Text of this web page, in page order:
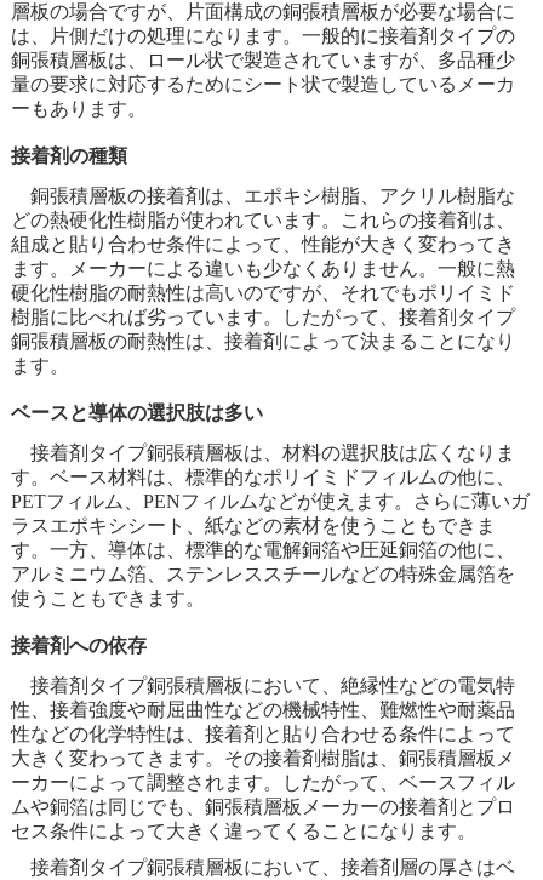
層板の場合ですが、片面構成の銅張積層板が必要な場合に
は、片側だけの処理になります。一般的に接着剤タイプの
銅張積層板は、ロール状で製造されていますが、多品種少
量の要求に対応するためにシート状で製造しているメーカ
ーもあります。
接着剤の種類
銅張積層板の接着剤は、エポキシ樹脂、アクリル樹脂な
どの熱硬化性樹脂が使われています。これらの接着剤は、
組成と貼り合わせ条件によって、性能が大きく変わってき
ます。メーカーによる違いも少なくありません。一般に熱
硬化性樹脂の耐熱性は高いのですが、それでもポリイミド
樹脂に比べれば劣っています。したがって、接着剤タイプ
銅張積層板の耐熱性は、接着剤によって決まることになり
ます。
ベースと導体の選択肢は多い
接着剤タイプ銅張積層板は、材料の選択肢は広くなりま
す。ベース材料は、標準的なポリイミドフィルムの他に、
PETフィルム、PENフィルムなどが使えます。さらに薄いガ
ラスエポキシシート、紙などの素材を使うこともできま
す。一方、導体は、標準的な電解銅箔や圧延銅箔の他に、
アルミニウム箔、ステンレススチールなどの特殊金属箔を
使うこともできます。
接着剤への依存
接着剤タイプ銅張積層板において、絶縁性などの電気特
性、接着強度や耐屈曲性などの機械特性、難燃性や耐薬品
性などの化学特性は、接着剤と貼り合わせる条件によって
大きく変わってきます。その接着剤樹脂は、銅張積層板メ
ーカーによって調整されます。したがって、ベースフィル
ムや銅箔は同じでも、銅張積層板メーカーの接着剤とプロ
セス条件によって大きく違ってくることになります。
接着剤タイプ銅張積層板において、接着剤層の厚さはベ